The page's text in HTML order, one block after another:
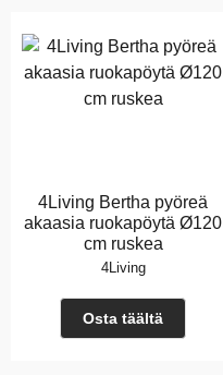
4Living Bertha pyöreä
akaasia ruokapöytä Ø120
cm ruskea
4Living
Osta täältä